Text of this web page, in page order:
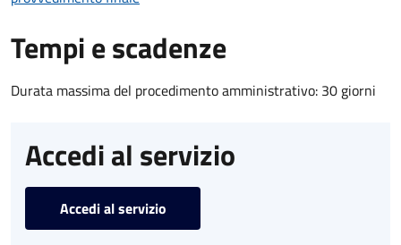
Tempi e scadenze
Durata massima del procedimento amministrativo: 30 giorni
Accedi al servizio
Accedi al servizio